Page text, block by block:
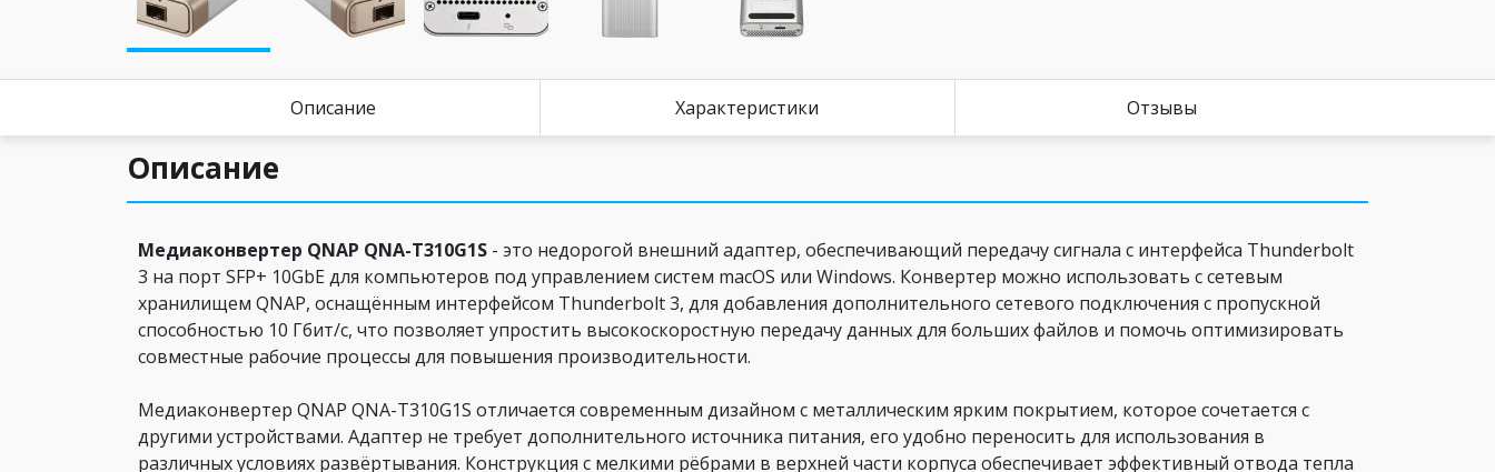
Описание Характеристики Отзывы
Описание
Медиаконвертер QNAP QNA-T310G1S - это недорогой внешний адаптер, обеспечивающий передачу сигнала с интерфейса Thunderbolt
3 на порт SFP+ 10GbE для компьютеров под управлением систем macOS или Windows. Конвертер можно использовать с сетевым
хранилищем QNAP, оснащённым интерфейсом Thunderbolt 3, для добавления дополнительного сетевого подключения с пропускной
способностью 10 Гбит/с, что позволяет упростить высокоскоростную передачу данных для больших файлов и помочь оптимизировать
совместные рабочие процессы для повышения производительности.
Медиаконвертер QNAP QNA-T310G1S отличается современным дизайном с металлическим ярким покрытием, которое сочетается с
другими устройствами. Адаптер не требует дополнительного источника питания, его удобно переносить для использования в
различных условиях развёртывания. Конструкция с мелкими рёбрами в верхней части корпуса обеспечивает эффективный отвода тепла